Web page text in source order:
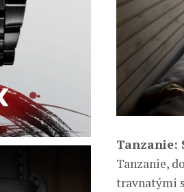
Tanzanie:
Tanzanie,
travnatými